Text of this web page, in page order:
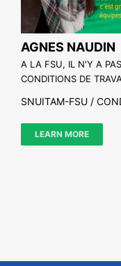
AGNES NAUDIN
A LA FSU, IL N'Y A
CONDITIONS DE
SNUITAM-FSU /
LEARN MORE